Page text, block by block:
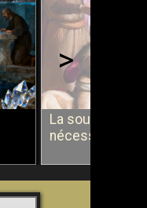
La soumission
nécessité du
>